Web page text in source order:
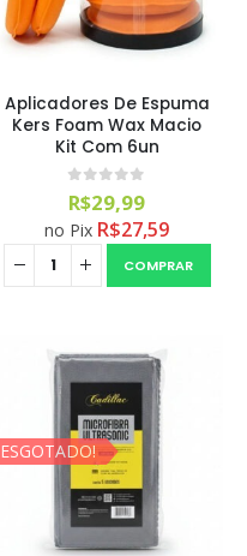
Aplicadores De Espuma
Kers Foam Wax Macio
Kit Com 6un
R$29,99
no Pix R$27,59
COMPRAR
ESGOTADO!